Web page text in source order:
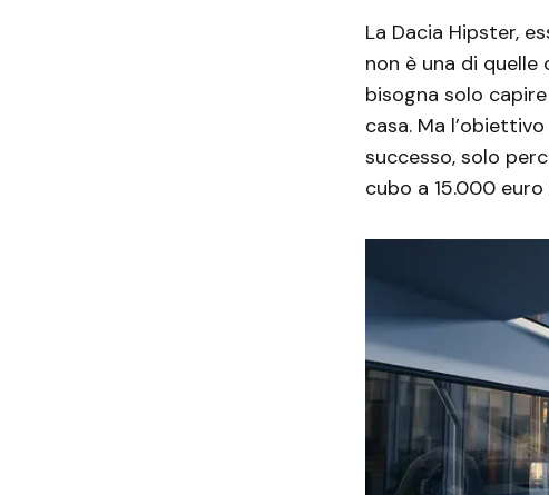
La Dacia Hipster,
non è una di
bisogna solo
casa. Ma
successo, solo
cubo a 15.000